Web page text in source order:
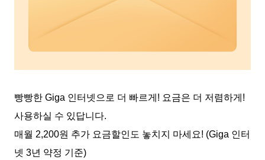
빵빵한 Giga 인터넷으로 더 빠르게! 요금은 더 저렴하게!
사용하실 수 있답니다.
매월 2,200원 추가 요금할인도 놓치지 마세요! (Giga 인터
넷 3년 약정 기준)